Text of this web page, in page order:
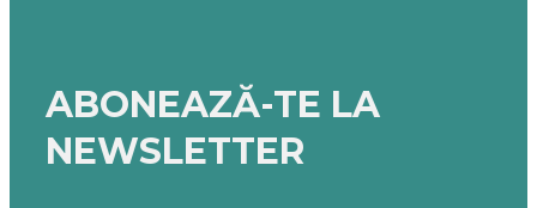
ABONEAZĂ-TE LA
NEWSLETTER